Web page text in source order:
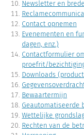
Newsletter en
Contact opnemen
Evenementen en
dagen, enz.)
Contactformulier
proefrit/
Downloads
Bewaartermijn
Geautomatiseerde
Wettelijke
Rechten van de